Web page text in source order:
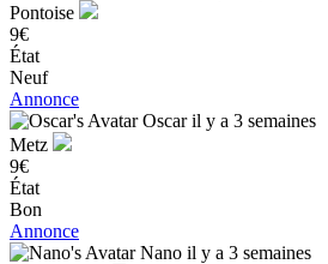
Pontoise
9€
État
Neuf
Annonce
Oscaril y a 3 semaines
Metz
9€
État
Bon
Annonce
Nano il y a 3 semaines